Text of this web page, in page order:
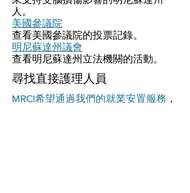
人。
美國參議院
查看美國參議院的投票記錄。
明尼蘇達州議會
查看明尼蘇達州立法機關的活動。
尋找直接護理人員
MRCI希望通過我們的就業安置服務 ，